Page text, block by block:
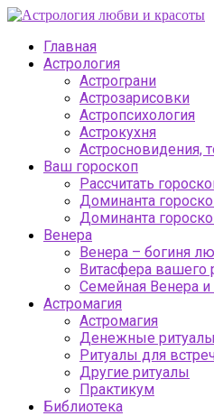
Главная
Астрология
Астрограни
Астрозарисовки
Астропсихология
Астрокухня
Астросновидения,
Ваш гороскоп
Рассчитать
Доминанта
Доминанта
Венера
Венера – богиня
Витасфера вашего
Семейная Венера
Астромагия
Астромагия
Денежные
Ритуалы для
Другие ритуалы
Практикум
Библиотека